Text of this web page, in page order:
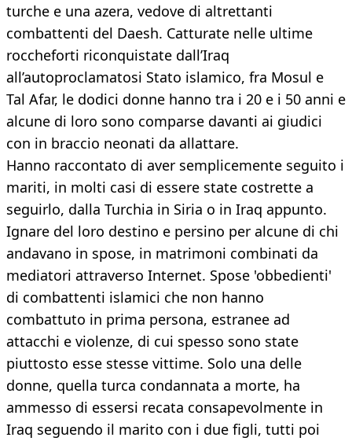
turche e una azera, vedove di altrettanti
combattenti del Daesh. Catturate nelle ultime
roccheforti riconquistate dall’Iraq
all’autoproclamatosi Stato islamico, fra Mosul e
Tal Afar, le dodici donne hanno tra i 20 e i 50 anni e
alcune di loro sono comparse davanti ai giudici
con in braccio neonati da allattare.
Hanno raccontato di aver semplicemente seguito i
mariti, in molti casi di essere state costrette a
seguirlo, dalla Turchia in Siria o in Iraq appunto.
Ignare del loro destino e persino per alcune di chi
andavano in spose, in matrimoni combinati da
mediatori attraverso Internet. Spose 'obbedienti'
di combattenti islamici che non hanno
combattuto in prima persona, estranee ad
attacchi e violenze, di cui spesso sono state
piuttosto esse stesse vittime. Solo una delle
donne, quella turca condannata a morte, ha
ammesso di essersi recata consapevolmente in
Iraq seguendo il marito con i due figli, tutti poi